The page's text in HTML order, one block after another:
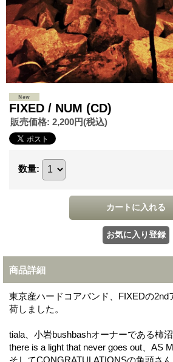
FIXED / NUM (CD)
販売価格: 2,200円(税込)
数量:
商品詳細
東京産ハードコアバンド、FIXEDの2nd
荷しました。
tiala、小岩bushbashオーナーである柿
there is a light that never goes out、AS
そしてCONGRATULATIONSの魚頭さ